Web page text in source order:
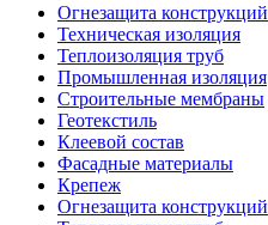
Огнезащита конструкций
Техническая изоляция
Теплоизоляция труб
Промышленная изоляция
Строительные мембраны
Геотекстиль
Клеевой состав
Фасадные материалы
Крепеж
Огнезащита конструкций